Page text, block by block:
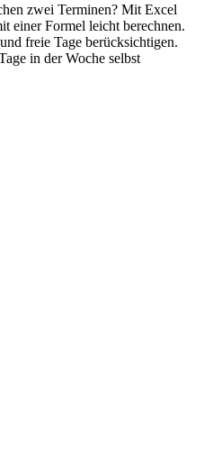
zwei Terminen? Mit Excel
einer Formel leicht berechnen.
freie Tage berücksichtigen.
in der Woche selbst